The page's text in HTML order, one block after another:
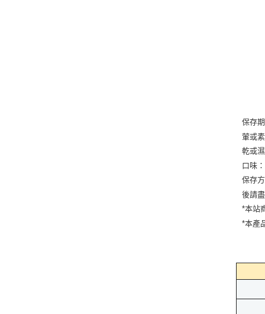
保存
葷或
乾或
口味
保存
後請
*本站
*本產